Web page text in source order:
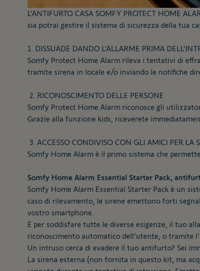
L'ANTIFURTO CASA SOMFY PROTECT HOME
sia potrai gestire il sistema di sicurezza della tua
1. DISSUADE DANDO L'ALLARME PRIMA
Somfy Protect Home Alarm rileva i tentativi di
tramite sirena in locale e/o inviando le notifiche
2. RICONOSCIMENTO DELLE PERSONE
Somfy Protect Home Alarm riconosce gli
Grazie alla funzione kids, riceverete
3. ACCESSO CONDIVISO CON GLI AMICI PER LA
Somfy Home Alarm è il primo sistema che
Somfy Home Alarm Essential Starter Pack,
Somfy Home Alarm Essential Starter Pack è un
caso di rilevamento, le sirene emettono forti
vostro smartphone.
E per soddisfare tutte le diverse esigenze, il tuo
riconoscimento automatico dell'utente, o tramite
Un intruso cerca di evadere il tuo antifurto? Sei
La sirena esterna (non fornita in questo kit, ma